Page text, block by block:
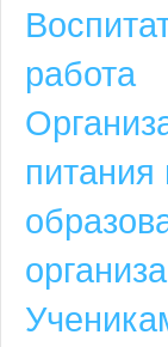
6-49, электронный
работа
питания